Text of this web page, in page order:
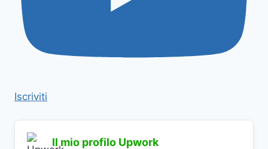
Iscriviti
Il mio profilo Upwork